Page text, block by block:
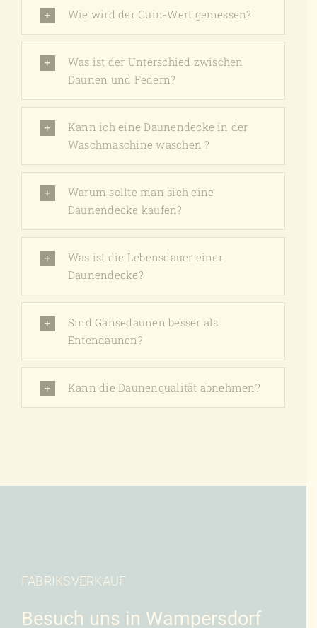
Wie wird der Cuin-Wert gemessen?
Was ist der Unterschied zwischen
Daunen und Federn?
Kann ich eine Daunendecke in der
Waschmaschine waschen ?
Warum sollte man sich eine
Daunendecke kaufen?
Was ist die Lebensdauer einer
Daunendecke?
Sind Gänsedaunen besser als
Entendaunen?
Kann die Daunenqualität abnehmen?
FABRIKSVERKAUF
Besuch uns in Wampersdorf